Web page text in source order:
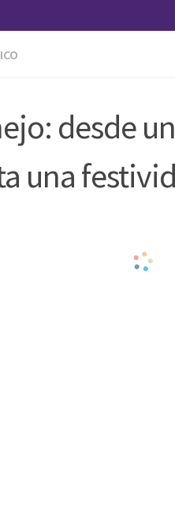
desde
una